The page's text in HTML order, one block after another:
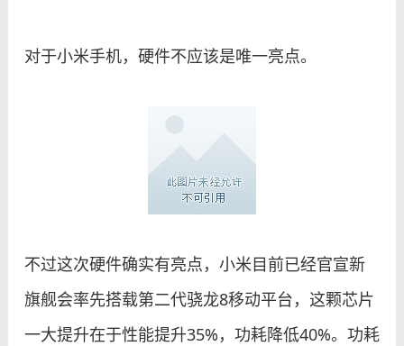
对于小米手机，硬件不应该是唯一亮点。
不过这次硬件确实有亮点，小米目前已经官宣新
旗舰会率先搭载第二代骁龙8移动平台，这颗芯片
一大提升在于性能提升35%，功耗降低40%。功耗